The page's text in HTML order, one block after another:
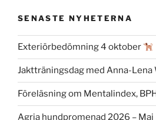
SENASTE NYHETERNA
Exteriörbedömning 4 oktober
Jaktträningsdag med Anna-Lena
Föreläsning om Mentalindex,
Agria hundpromenad 2026 – Maj